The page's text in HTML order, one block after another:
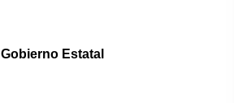
Gobierno Estatal